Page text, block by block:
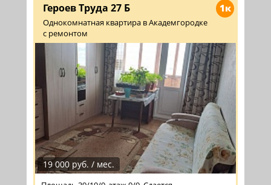
1к
Героев Труда 27 Б
Однокомнатная квартира в Академгородке
с ремонтом
19 000 руб. / мес.